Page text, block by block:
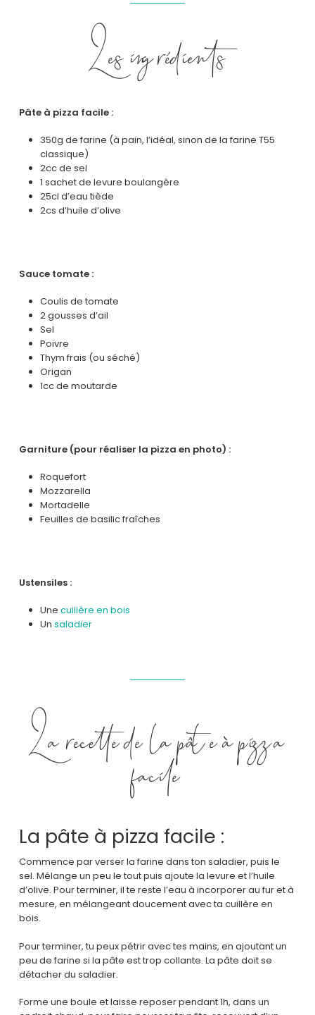
Les ingrédients
Pâte à pizza facile :
350g de farine (à pain, l’idéal, sinon de la farine T55
classique)
2cc de sel
1 sachet de levure boulangère
25cl d’eau tiède
2cs d’huile d’olive
Sauce tomate :
Coulis de tomate
2 gousses d’ail
Sel
Poivre
Thym frais (ou séché)
Origan
1cc de moutarde
Garniture (pour réaliser la pizza en photo) :
Roquefort
Mozzarella
Mortadelle
Feuilles de basilic fraîches
Ustensiles :
Unecuillère en bois
Unsaladier
La recette de la pâte à pizza
facile
La pâte à pizza facile :
Commence par verser la farine dans ton saladier, puis le
sel. Mélange un peu le tout puis ajoute la levure et l’huile
d’olive. Pour terminer, il te reste l’eau à incorporer au fur et à
mesure, en mélangeant doucement avec ta cuillère en
bois.
Pour terminer, tu peux pétrir avec tes mains, en ajoutant un
peu de farine si la pâte est trop collante. La pâte doit se
détacher du saladier.
Forme une boule et laisse reposer pendant 1h, dans un